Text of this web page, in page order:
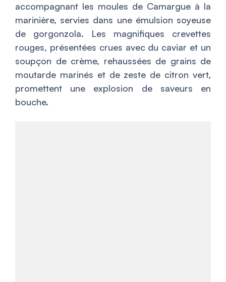
accompagnant les moules de Camargue à la
marinière, servies dans une émulsion soyeuse
de gorgonzola. Les magnifiques crevettes
rouges, présentées crues avec du caviar et un
soupçon de crème, rehaussées de grains de
moutarde marinés et de zeste de citron vert,
promettent une explosion de saveurs en
bouche.